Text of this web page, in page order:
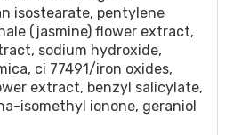
isostearate, pentylene
(jasmine) flower extract,
sodium hydroxide,
ci 77491/iron oxides,
extract, benzyl salicylate,
isomethyl ionone, geraniol